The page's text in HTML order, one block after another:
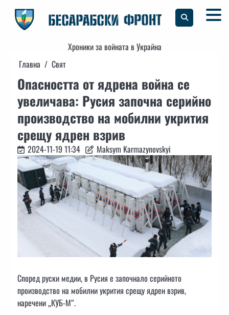
content
Хроники за войната в Украйна
Главна
Свят
Опасността от ядрена война се
увеличава: Русия започна серийно
производство на мобилни укрития
срещу ядрен взрив
2024-11-19 11:34 Maksym Karmazynovskyi
Според руски медии, в Русия е започнало серийното
производство на мобилни укрития срещу ядрен взрив,
наречени „КУБ-М“.